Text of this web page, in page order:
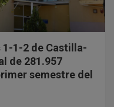
1-1-2 de Castilla-
de 281.957
semestre del